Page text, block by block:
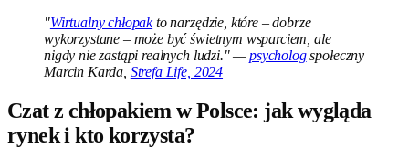
"Wirtualny chłopakto narzędzie, które – dobrze
wykorzystane – może być świetnym wsparciem, ale
nigdy nie zastąpi realnych ludzi." —psychologspołeczny
Marcin Karda, Strefa Life, 2024
Czat z chłopakiem w Polsce: jak wygląda
rynek i kto korzysta?